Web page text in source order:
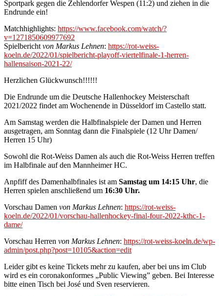
Sportpark gegen die Zehlendorfer Wespen (11:2) und ziehen in die
Endrunde ein!
Matchhighlights: https://www.facebook.com/watch/?
v=1271850609977692
Spielbericht von Markus Lehnen: https://rot-weiss-
koeln.de/2022/01/spielbericht-playoff-viertelfinale-1-herren-
hallensaison-2021-22/
Herzlichen Glückwunsch!!!!!!
Die Endrunde um die Deutsche Hallenhockey Meisterschaft
2021/2022 findet am Wochenende in Düsseldorf im Castello statt.
Am Samstag werden die Halbfinalspiele der Damen und Herren
ausgetragen, am Sonntag dann die Finalspiele (12 Uhr Damen/
Herren 15 Uhr)
Sowohl die Rot-Weiss Damen als auch die Rot-Weiss Herren treffen
im Halbfinale auf den Mannheimer HC.
Anpfiff des Damenhalbfinales ist am Samstag um 14:15 Uhr, die
Herren spielen anschließend um 16:30 Uhr.
Vorschau Damen von Markus Lehnen: https://rot-weiss-
koeln.de/2022/01/vorschau-hallenhockey-final-four-2022-kthc-1-
dame/
Vorschau Herren von Markus Lehnen: https://rot-weiss-koeln.de/wp-
admin/post.php?post=10105&action=edit
Leider gibt es keine Tickets mehr zu kaufen, aber bei uns im Club
wird es ein coronakonformes „Public Viewing” geben. Bei Interesse
bitte einen Tisch bei José und Sven reservieren.